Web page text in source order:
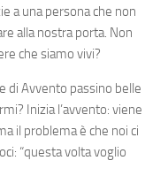
a una persona che non
alla nostra porta. Non
che siamo vivi?
di Avvento passino belle
Inizia l’avvento: viene
il problema è che noi ci
“questa volta voglio